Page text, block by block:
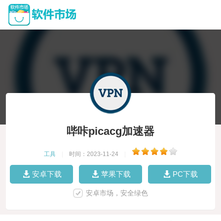
哔咔picacg加速器
工具 时间：2023-11-24
安卓下载 苹果下载 PC下载
安卓市场，安全绿色